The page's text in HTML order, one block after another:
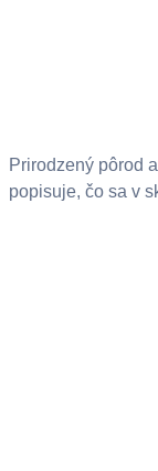
Prirodzený pôrod
popisuje, čo sa v